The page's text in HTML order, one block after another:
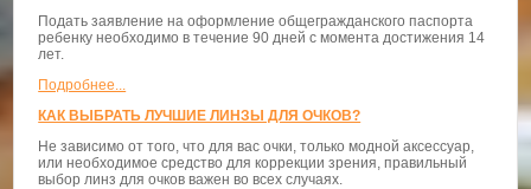
Подать заявление на оформление общегражданского паспорта
ребенку необходимо в течение 90 дней с момента достижения 14
лет.
Подробнее...
КАК ВЫБРАТЬ ЛУЧШИЕ ЛИНЗЫ ДЛЯ ОЧКОВ?
Не зависимо от того, что для вас очки, только модной аксессуар,
или необходимое средство для коррекции зрения, правильный
выбор линз для очков важен во всех случаях.